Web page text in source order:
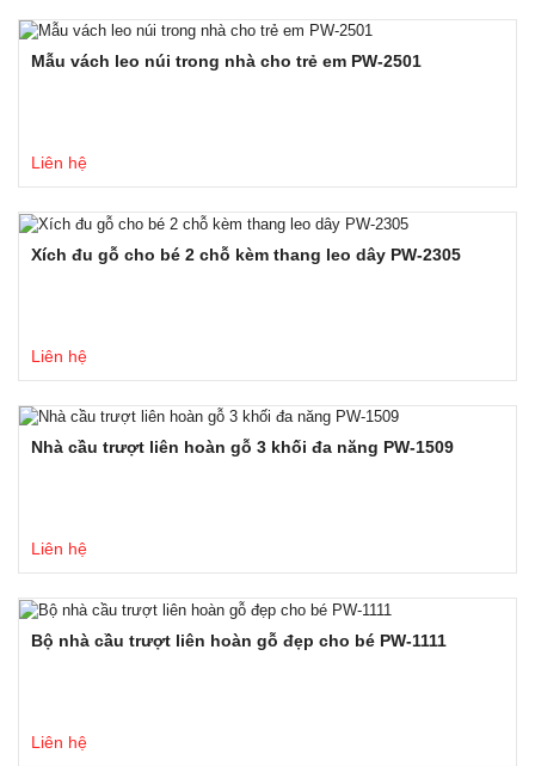
Mẫu vách leo núi trong nhà cho trẻ em PW-2501
Liên hệ
Xích đu gỗ cho bé 2 chỗ kèm thang leo dây PW-2305
Liên hệ
Nhà cầu trượt liên hoàn gỗ 3 khối đa năng PW-1509
Liên hệ
Bộ nhà cầu trượt liên hoàn gỗ đẹp cho bé PW-1111
Liên hệ